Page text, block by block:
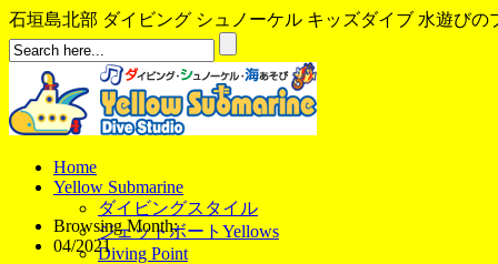
石垣島北部 ダイビング シュノーケル キッズダイブ 水遊びの
Home
Yellow Submarine
ダイビングスタイル
ジェットボートYellows
Diving Point
Browsing Month:
04/2021